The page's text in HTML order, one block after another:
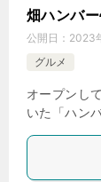
畑ハンバ
公開日： 2023
グルメ
オープンし
いた「ハン